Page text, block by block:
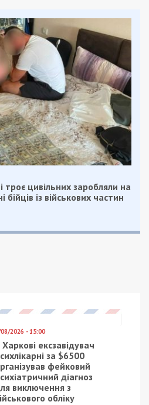
троє цивільних заробляли на
із військових частин
2026 - 15:00
ексзавідувач
за $6500
фейковий
діагноз
виключення з
обліку